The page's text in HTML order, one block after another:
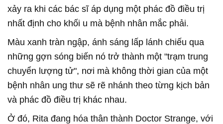
xảy ra khi các bác sĩ áp dụng một phác đồ điều trị
nhất định cho khối u mà bệnh nhân mắc phải.
Màu xanh tràn ngập, ánh sáng lấp lánh chiếu qua
những gợn sóng biến nó trở thành một "trạm trung
chuyển lượng tử", nơi mà không thời gian của một
bệnh nhân ung thư sẽ rẽ nhánh theo từng kịch bản
và phác đồ điều trị khác nhau.
Ở đó, Rita đang hóa thân thành Doctor Strange, với